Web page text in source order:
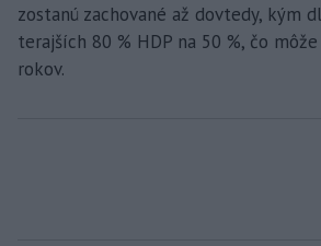
zostanú zachované až dovtedy, kým
terajších 80 % HDP na 50 %, čo
rokov.